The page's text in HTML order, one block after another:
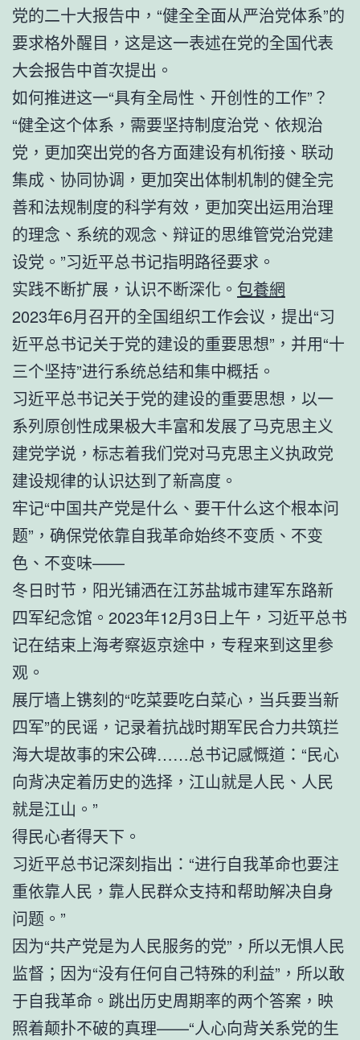
党的二十大报告中，“健全全面从严治党体系”的
要求格外醒目，这是这一表述在党的全国代表
大会报告中首次提出。
如何推进这一“具有全局性、开创性的工作”？
“健全这个体系，需要坚持制度治党、依规治
党，更加突出党的各方面建设有机衔接、联动
集成、协同协调，更加突出体制机制的健全完
善和法规制度的科学有效，更加突出运用治理
的理念、系统的观念、辩证的思维管党治党建
设党。”习近平总书记指明路径要求。
实践不断扩展，认识不断深化。 包養網
2023年6月召开的全国组织工作会议，提出“习
近平总书记关于党的建设的重要思想”，并用“十
三个坚持”进行系统总结和集中概括。
习近平总书记关于党的建设的重要思想，以一
系列原创性成果极大丰富和发展了马克思主义
建党学说，标志着我们党对马克思主义执政党
建设规律的认识达到了新高度。
牢记“中国共产党是什么、要干什么这个根本问
题”，确保党依靠自我革命始终不变质、不变
色、不变味——
冬日时节，阳光铺洒在江苏盐城市建军东路新
四军纪念馆。2023年12月3日上午，习近平总书
记在结束上海考察返京途中，专程来到这里参
观。
展厅墙上镌刻的“吃菜要吃白菜心，当兵要当新
四军”的民谣，记录着抗战时期军民合力共筑拦
海大堤故事的宋公碑……总书记感慨道：“民心
向背决定着历史的选择，江山就是人民、人民
就是江山。”
得民心者得天下。
习近平总书记深刻指出：“进行自我革命也要注
重依靠人民，靠人民群众支持和帮助解决自身
问题。”
因为“共产党是为人民服务的党”，所以无惧人民
监督；因为“没有任何自己特殊的利益”，所以敢
于自我革命。跳出历史周期率的两个答案，映
照着颠扑不破的真理——“人心向背关系党的生